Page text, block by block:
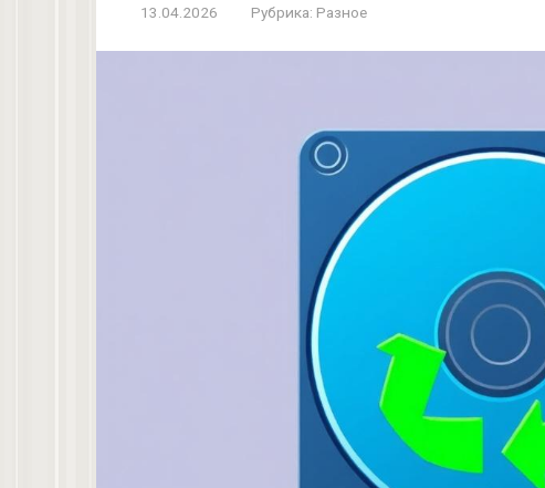
13.04.2026 Рубрика: Разное